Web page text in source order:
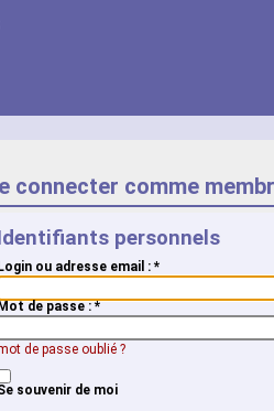
connecter comme
personnels
Login ou adresse email : *
de passe :*
de passe oublié ?
souvenir de moi